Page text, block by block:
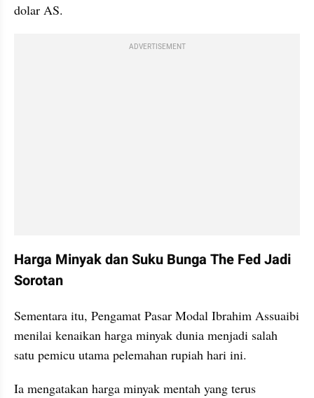
dolar AS.
ADVERTISEMENT
Harga Minyak dan Suku Bunga The Fed Jadi
Sorotan
Sementara itu, Pengamat Pasar Modal Ibrahim Assuaibi
menilai kenaikan harga minyak dunia menjadi salah
satu pemicu utama pelemahan rupiah hari ini.
Ia mengatakan harga minyak mentah yang terus